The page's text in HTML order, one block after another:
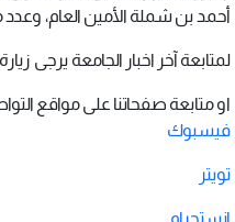
أحمد بن شملة الأمين العام،
لمتابعة آخر اخبار الجامعة يرجى
او متابعة صفحاتنا على مواقع
فيسبوك
تويتر
انستجرام